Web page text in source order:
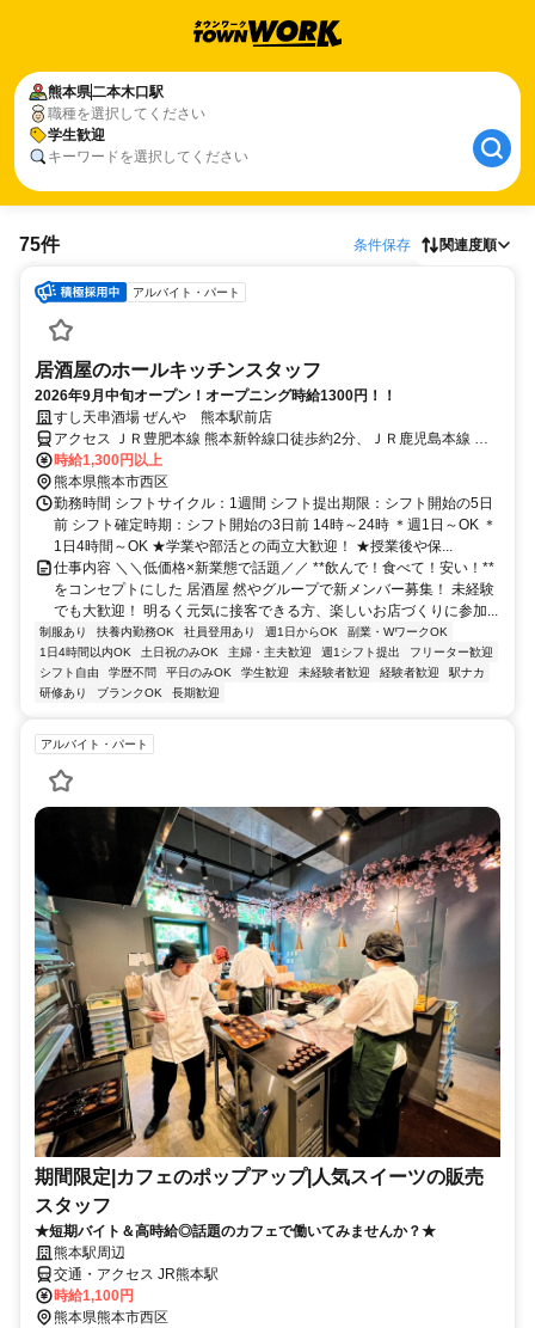
熊本県二本木口駅
職種を選択してください
学生歓迎
キーワードを選択してください
75件 条件保存 関連度順
アルバイト・パート
居酒屋のホールキッチンスタッフ
2026年9月中旬オープン！オープニング時給1300円！！
すし天串酒場 ぜんや 熊本駅前店
アクセス ＪＲ豊肥本線 熊本新幹線口徒歩約2分、ＪＲ鹿児島本線 熊
本新幹線口徒歩約2分
時給1,300円以上
熊本県熊本市西区
勤務時間 シフトサイクル：1週間 シフト提出期限：シフト開始の5日
前 シフト確定時期：シフト開始の3日前 14時～24時 ＊週1日～OK ＊
1日4時間～OK ★学業や部活との両立大歓迎！ ★授業後や保...
仕事内容 ＼＼低価格×新業態で話題／／ **飲んで！食べて！安い！**
をコンセプトにした 居酒屋 然やグループで新メンバー募集！ 未経験
でも大歓迎！ 明るく元気に接客できる方、楽しいお店づくりに参加...
制服あり 扶養内勤務OK 社員登用あり 週1日からOK
副業・WワークOK
1日4時間以内OK
土日祝のみOK 主婦・主夫歓迎 週1シフト提出
フリーター歓迎
シフト自由
学歴不問 平日のみOK 学生歓迎 未経験者歓迎 経験者歓迎
駅ナカ
研修あり
ブランクOK 長期歓迎
アルバイト・パート
期間限定|カフェのポップアップ|人気スイーツの販売
スタッフ
★短期バイト＆高時給◎話題のカフェで働いてみませんか？★
熊本駅周辺
交通・アクセス JR熊本駅
時給1,100円
熊本県熊本市西区